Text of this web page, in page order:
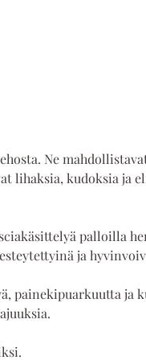
Ne
lihaksia, kudoksia ja
palloilla
ja
painekipuarkuutta ja